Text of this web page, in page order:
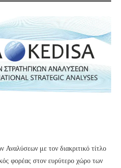
με τον διακριτικό τίτλο
φορέας στον ευρύτερο χώρο των